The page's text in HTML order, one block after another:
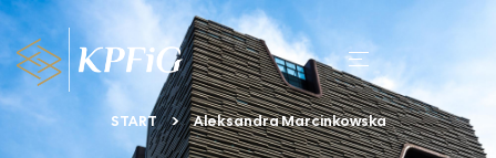
START Aleksandra Marcinkowska